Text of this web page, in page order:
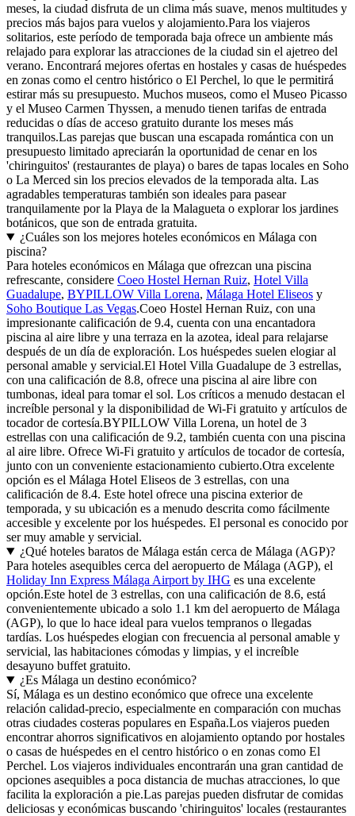
meses, la ciudad disfruta de un clima más suave, menos multitudes y
precios más bajos para vuelos y alojamiento.Para los viajeros
solitarios, este período de temporada baja ofrece un ambiente más
relajado para explorar las atracciones de la ciudad sin el ajetreo del
verano. Encontrará mejores ofertas en hostales y casas de huéspedes
en zonas como el centro histórico o El Perchel, lo que le permitirá
estirar más su presupuesto. Muchos museos, como el Museo Picasso
y el Museo Carmen Thyssen, a menudo tienen tarifas de entrada
reducidas o días de acceso gratuito durante los meses más
tranquilos.Las parejas que buscan una escapada romántica con un
presupuesto limitado apreciarán la oportunidad de cenar en los
'chiringuitos' (restaurantes de playa) o bares de tapas locales en Soho
o La Merced sin los precios elevados de la temporada alta. Las
agradables temperaturas también son ideales para pasear
tranquilamente por la Playa de la Malagueta o explorar los jardines
botánicos, que son de entrada gratuita.
¿Cuáles son los mejores hoteles económicos en Málaga con
piscina?
Para hoteles económicos en Málaga que ofrezcan una piscina
refrescante, considere Coeo Hostel Hernan Ruiz, Hotel Villa
Guadalupe, BYPILLOW Villa Lorena, Málaga Hotel Eliseos y
Soho Boutique Las Vegas.Coeo Hostel Hernan Ruiz, con una
impresionante calificación de 9.4, cuenta con una encantadora
piscina al aire libre y una terraza en la azotea, ideal para relajarse
después de un día de exploración. Los huéspedes suelen elogiar al
personal amable y servicial.El Hotel Villa Guadalupe de 3 estrellas,
con una calificación de 8.8, ofrece una piscina al aire libre con
tumbonas, ideal para tomar el sol. Los críticos a menudo destacan el
increíble personal y la disponibilidad de Wi-Fi gratuito y artículos de
tocador de cortesía.BYPILLOW Villa Lorena, un hotel de 3
estrellas con una calificación de 9.2, también cuenta con una piscina
al aire libre. Ofrece Wi-Fi gratuito y artículos de tocador de cortesía,
junto con un conveniente estacionamiento cubierto.Otra excelente
opción es el Málaga Hotel Eliseos de 3 estrellas, con una
calificación de 8.4. Este hotel ofrece una piscina exterior de
temporada, y su ubicación es a menudo descrita como fácilmente
accesible y excelente por los huéspedes. El personal es conocido por
ser muy amable y servicial.
¿Qué hoteles baratos de Málaga están cerca de Málaga (AGP)?
Para hoteles asequibles cerca del aeropuerto de Málaga (AGP), el
Holiday Inn Express Málaga Airport by IHG es una excelente
opción.Este hotel de 3 estrellas, con una calificación de 8.6, está
convenientemente ubicado a solo 1.1 km del aeropuerto de Málaga
(AGP), lo que lo hace ideal para vuelos tempranos o llegadas
tardías. Los huéspedes elogian con frecuencia al personal amable y
servicial, las habitaciones cómodas y limpias, y el increíble
desayuno buffet gratuito.
¿Es Málaga un destino económico?
Sí, Málaga es un destino económico que ofrece una excelente
relación calidad-precio, especialmente en comparación con muchas
otras ciudades costeras populares en España.Los viajeros pueden
encontrar ahorros significativos en alojamiento optando por hostales
o casas de huéspedes en el centro histórico o en zonas como El
Perchel. Los viajeros individuales encontrarán una gran cantidad de
opciones asequibles a poca distancia de muchas atracciones, lo que
facilita la exploración a pie.Las parejas pueden disfrutar de comidas
deliciosas y económicas buscando 'chiringuitos' locales (restaurantes